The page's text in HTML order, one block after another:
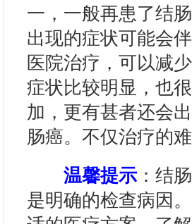
一，一般再患了结
出现的症状可能会
医院治疗，可以减
症状比较明显，也
加，更有甚者还会
肠癌。不仅治疗的
温馨提示 ：结
是明确的检查病因